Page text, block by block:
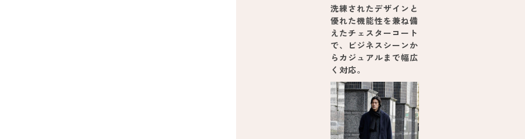
洗練されたデザインと
優れた機能性を兼ね備
えたチェスターコート
で、ビジネスシーンか
らカジュアルまで幅広
く対応。